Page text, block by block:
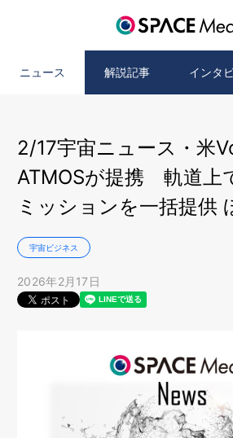
ニュース 解説記事 インタ
2/17宇宙ニュース・米
ATMOSが提携 軌道上
ミッションを一括提供
宇宙ビジネス
2026年2月17日